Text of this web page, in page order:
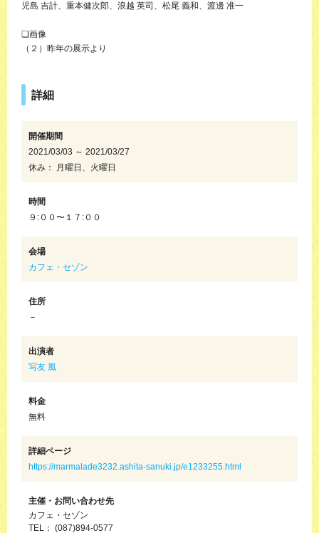
児島 吉計、重本健次郎、浪越 英司、松尾 義和、渡邊 准一
❏画像
（２）昨年の展示より
詳細
開催期間
2021/03/03 ～ 2021/03/27
休み： 月曜日、火曜日
時間
９:００〜１７:００
会場
カフェ・セゾン
住所
－
出演者
写友 風
料金
無料
詳細ページ
https://marmalade3232.ashita-sanuki.jp/e1233255.html
主催・お問い合わせ先
カフェ・セゾン
TEL： (087)894-0577